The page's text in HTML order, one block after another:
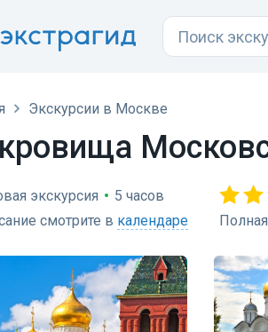
Экскурсии в Москве
экскурсия • 5 часов
смотрите в календаре